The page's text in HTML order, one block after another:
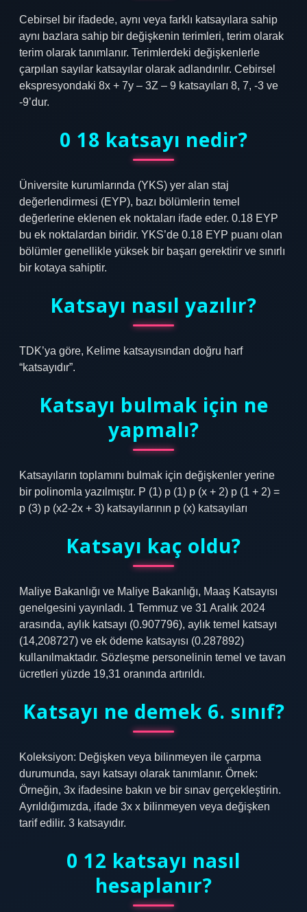
Cebirsel bir ifadede, aynı veya farklı katsayılara sahip
aynı bazlara sahip bir değişkenin terimleri, terim olarak
terim olarak tanımlanır. Terimlerdeki değişkenlerle
çarpılan sayılar katsayılar olarak adlandırılır. Cebirsel
ekspresyondaki 8x + 7y – 3Z – 9 katsayıları 8, 7, -3 ve
-9’dur.
0 18 katsayı nedir?
Üniversite kurumlarında (YKS) yer alan staj
değerlendirmesi (EYP), bazı bölümlerin temel
değerlerine eklenen ek noktaları ifade eder. 0.18 EYP
bu ek noktalardan biridir. YKS’de 0.18 EYP puanı olan
bölümler genellikle yüksek bir başarı gerektirir ve sınırlı
bir kotaya sahiptir.
Katsayı nasıl yazılır?
TDK’ya göre, Kelime katsayısından doğru harf
“katsayıdır”.
Katsayı bulmak için ne
yapmalı?
Katsayıların toplamını bulmak için değişkenler yerine
bir polinomla yazılmıştır. P (1) p (1) p (x + 2) p (1 + 2) =
p (3) p (x2-2x + 3) katsayılarının p (x) katsayıları
Katsayı kaç oldu?
Maliye Bakanlığı ve Maliye Bakanlığı, Maaş Katsayısı
genelgesini yayınladı. 1 Temmuz ve 31 Aralık 2024
arasında, aylık katsayı (0.907796), aylık temel katsayı
(14,208727) ve ek ödeme katsayısı (0.287892)
kullanılmaktadır. Sözleşme personelinin temel ve tavan
ücretleri yüzde 19,31 oranında artırıldı.
Katsayı ne demek 6. sınıf?
Koleksiyon: Değişken veya bilinmeyen ile çarpma
durumunda, sayı katsayı olarak tanımlanır. Örnek:
Örneğin, 3x ifadesine bakın ve bir sınav gerçekleştirin.
Ayrıldığımızda, ifade 3x x bilinmeyen veya değişken
tarif edilir. 3 katsayıdır.
0 12 katsayı nasıl
hesaplanır?